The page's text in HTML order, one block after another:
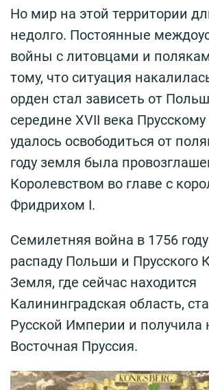
Но мир на этой территории
недолго. Постоянные
войны с литовцами и
тому, что ситуация
орден стал зависеть от
середине XVII века Прусскому
удалось освободиться от
году земля была
Королевством во главе с
Фридрихом I.
Семилетняя война в 1756
распаду Польши и Прусского
Земля, где сейчас находится
Калининградская область,
Русской Империи и получила
Восточная Пруссия.